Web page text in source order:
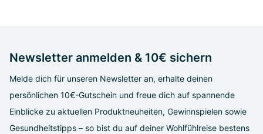
Newsletter anmelden & 10€ sichern
Melde dich für unseren Newsletter an, erhalte deinen
persönlichen 10€-Gutschein und freue dich auf spannende
Einblicke zu aktuellen Produktneuheiten, Gewinnspielen sowie
Gesundheitstipps – so bist du auf deiner Wohlfühlreise bestens